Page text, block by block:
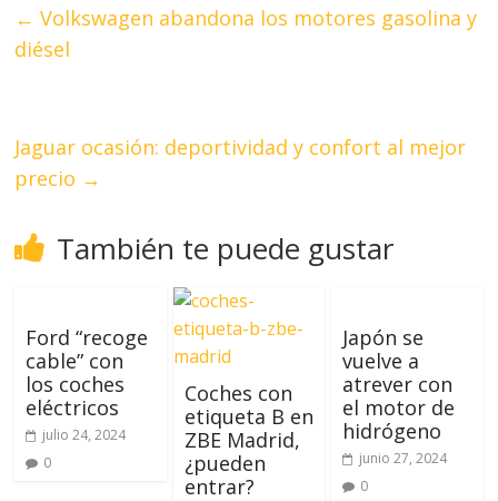
← Volkswagen abandona los motores gasolina y
diésel
Jaguar ocasión: deportividad y confort al mejor
precio →
También te puede gustar
Ford “recoge
cable” con
los coches
eléctricos
julio 24, 2024
0
Coches con
etiqueta B en
ZBE Madrid,
¿pueden
entrar?
Japón se
vuelve a
atrever con
el motor de
hidrógeno
junio 27, 2024
0